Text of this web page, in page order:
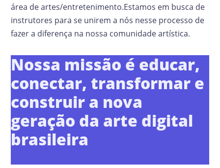
área de artes/entretenimento.Estamos em busca de
instrutores para se unirem a nós nesse processo de
fazer a diferença na nossa comunidade artística.
Nossa missão é educar,
conectar, transformar e
construir a nova
geração da arte digital
brasileira